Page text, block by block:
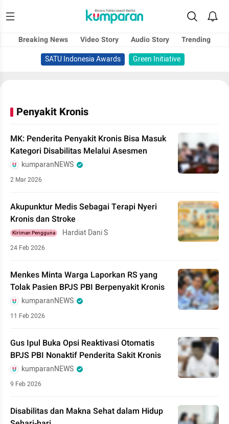
Breaking News Video Story Audio Story
Trending
SATU Indonesia Awards
Green Initiative
Penyakit Kronis
MK: Penderita Penyakit Kronis Bisa Masuk
Kategori Disabilitas Melalui Asesmen
kumparanNEWS
2 Mar 2026
Akupunktur Medis Sebagai Terapi Nyeri
Kronis dan Stroke
Kiriman Pengguna Hardiat Dani S
24 Feb 2026
Menkes Minta Warga Laporkan RS yang
Tolak Pasien BPJS PBI Berpenyakit Kronis
kumparanNEWS
11 Feb 2026
Gus Ipul Buka Opsi Reaktivasi Otomatis
BPJS PBI Nonaktif Penderita Sakit Kronis
kumparanNEWS
9 Feb 2026
Disabilitas dan Makna Sehat dalam Hidup